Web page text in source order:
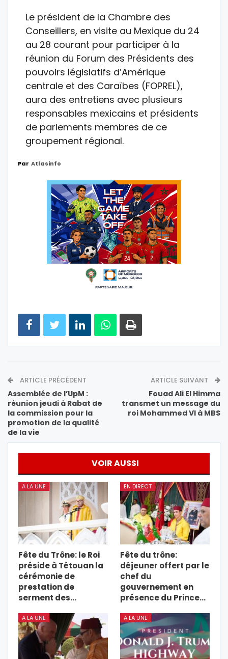
Le président de la Chambre des
Conseillers, en visite au Mexique du 24
au 28 courant pour participer à la
réunion du Forum des Présidents des
pouvoirs législatifs d’Amérique
centrale et des Caraïbes (FOPREL),
aura des entretiens avec plusieurs
responsables mexicains et présidents
de parlements membres de ce
groupement régional.
Par Atlasinfo
ARTICLE PRÉCÉDENT
Assemblée de l’UpM :
réunion jeudi à Rabat de
la commission pour la
promotion de la qualité
de la vie
ARTICLE SUIVANT
Fouad Ali El Himma
transmet un message du
roi Mohammed VI à MBS
VOIR AUSSI
A LA UNE
Fête du Trône: le Roi
préside à Tétouan la
cérémonie de
prestation de
serment des…
EN DIRECT
Fête du trône:
déjeuner offert par le
chef du
gouvernement en
présence du Prince…
A LA UNE A LA UNE